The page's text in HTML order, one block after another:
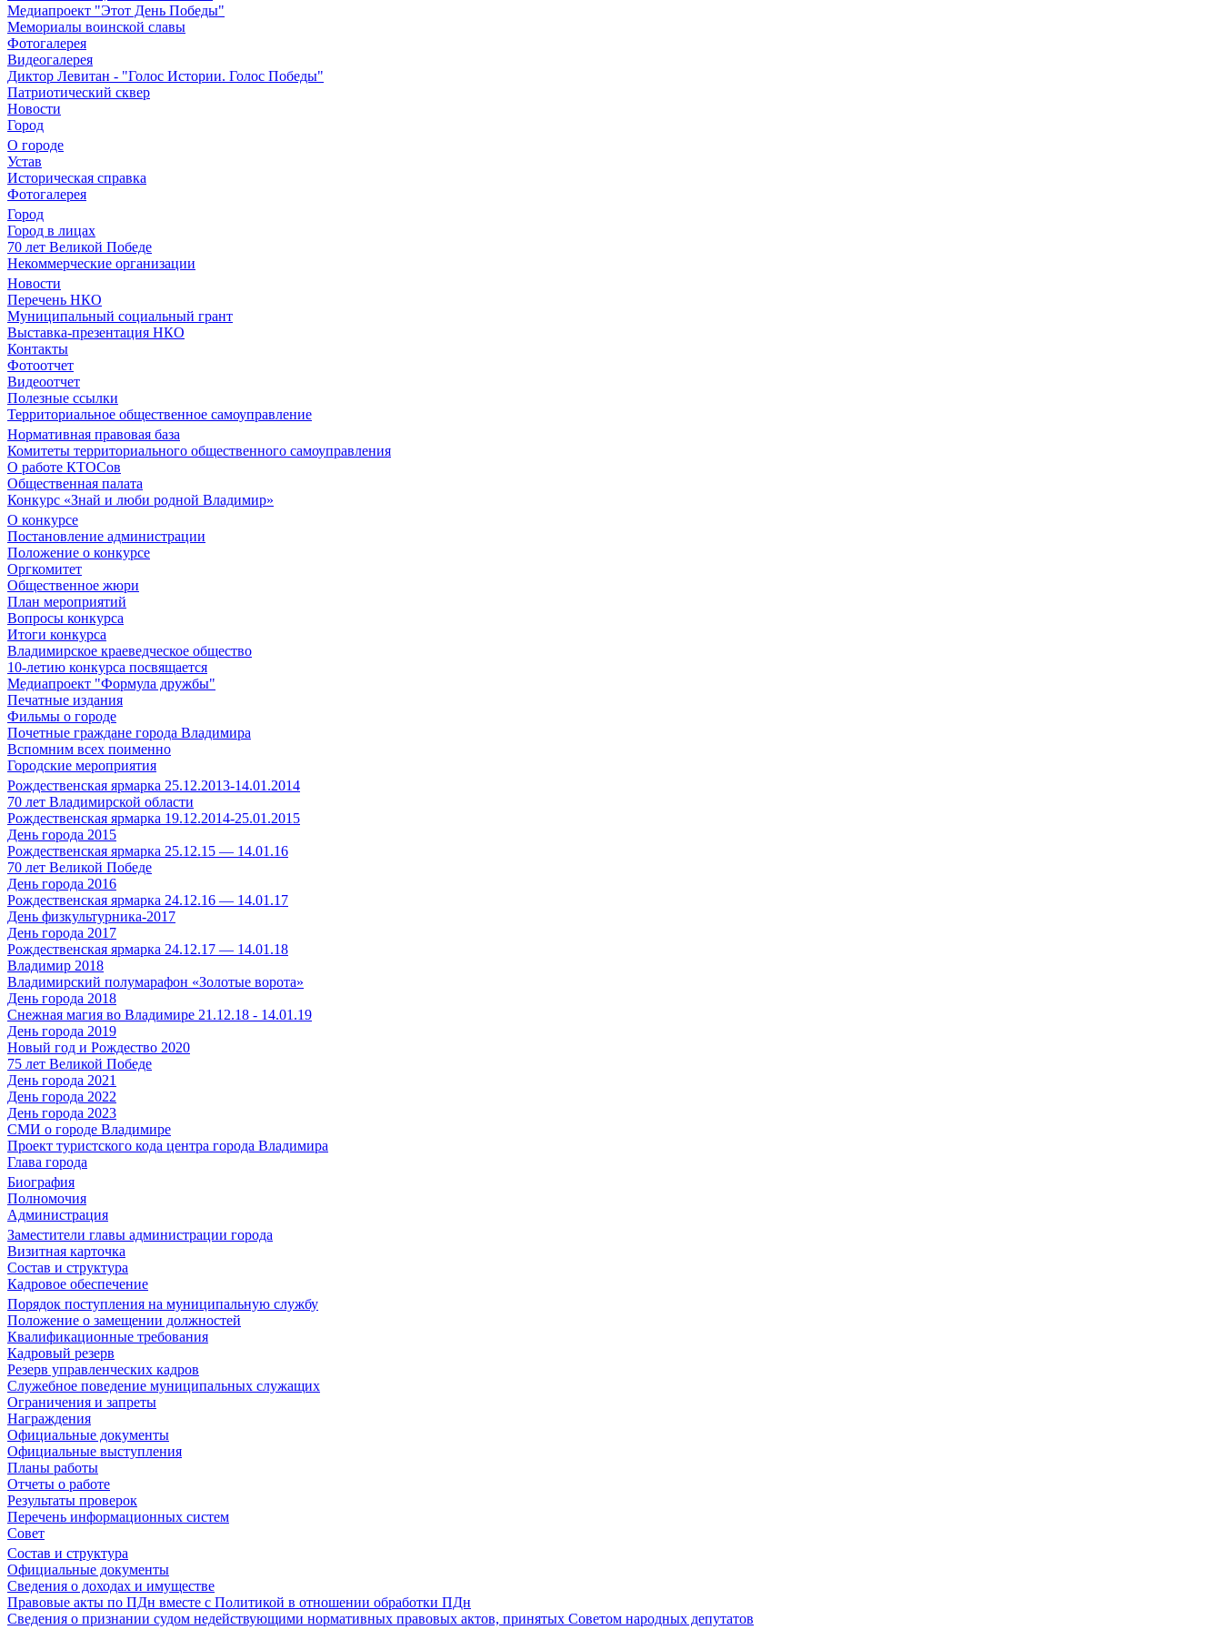
Медиапроект "Этот День Победы"
Мемориалы воинской славы
Фотогалерея
Видеогалерея
Диктор Левитан - "Голос Истории. Голос Победы"
Патриотический сквер
Новости
Город
О городе
Устав
Историческая справка
Фотогалерея
Город
Город в лицах
70 лет Великой Победе
Некоммерческие организации
Новости
Перечень НКО
Муниципальный социальный грант
Выставка-презентация НКО
Контакты
Фотоотчет
Видеоотчет
Полезные ссылки
Территориальное общественное самоуправление
Нормативная правовая база
Комитеты территориального общественного самоуправления
О работе КТОСов
Общественная палата
Конкурс «Знай и люби родной Владимир»
О конкурсе
Постановление администрации
Положение о конкурсе
Оргкомитет
Общественное жюри
План мероприятий
Вопросы конкурса
Итоги конкурса
Владимирское краеведческое общество
10-летию конкурса посвящается
Медиапроект "Формула дружбы"
Печатные издания
Фильмы о городе
Почетные граждане города Владимира
Вспомним всех поименно
Городские мероприятия
Рождественская ярмарка 25.12.2013-14.01.2014
70 лет Владимирской области
Рождественская ярмарка 19.12.2014-25.01.2015
День города 2015
Рождественская ярмарка 25.12.15 — 14.01.16
70 лет Великой Победе
День города 2016
Рождественская ярмарка 24.12.16 — 14.01.17
День физкультурника-2017
День города 2017
Рождественская ярмарка 24.12.17 — 14.01.18
Владимир 2018
Владимирский полумарафон «Золотые ворота»
День города 2018
Снежная магия во Владимире 21.12.18 - 14.01.19
День города 2019
Новый год и Рождество 2020
75 лет Великой Победе
День города 2021
День города 2022
День города 2023
СМИ о городе Владимире
Проект туристского кода центра города Владимира
Глава города
Биография
Полномочия
Администрация
Заместители главы администрации города
Визитная карточка
Состав и структура
Кадровое обеспечение
Порядок поступления на муниципальную службу
Положение о замещении должностей
Квалификационные требования
Кадровый резерв
Резерв управленческих кадров
Служебное поведение муниципальных служащих
Ограничения и запреты
Награждения
Официальные документы
Официальные выступления
Планы работы
Отчеты о работе
Результаты проверок
Перечень информационных систем
Совет
Состав и структура
Официальные документы
Сведения о доходах и имуществе
Правовые акты по ПДн вместе с Политикой в отношении обработки ПДн
Сведения о признании судом недействующими нормативных правовых актов, принятых Советом народных депутатов